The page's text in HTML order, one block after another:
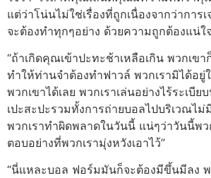
แต่ว่าโน่นไม่ใช่เรื่องที่ถูกเนื่องจากว่ากา
จะต้องทำทุกๆอย่าง ด้วยความถูกต้องแน่ใ
“ถ้าเกิดคุณเข้าปะทะช้าเหลือเกิน พวกเข
ทำให้ท่านจำต้องทำฟาวล์ พวกเรามิได้อยู่
พวกเขาได้เลย พวกเราเล่นอย่างไร้ระเบี
เปะสะปะรวมทั้งการถ่ายบอลไปบริเวณไม่
พวกเราทำผิดพลาดในวันนี้ แน่ๆว่าวันนี้พว
ตอบอย่างที่พวกเรามุ่งหวังเอาไว้”
“นี่แหละบอล ฟอร์มมันก็จะต้องมีขึ้นมีลง พ